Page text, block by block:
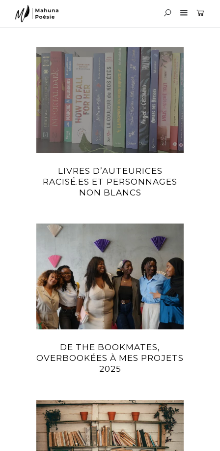
LIVRES D’AUTEURICES
RACISÉ.ES ET PERSONNAGES
NON BLANCS
DE THE BOOKMATES,
OVERBOOKÉES À MES PROJETS
2025